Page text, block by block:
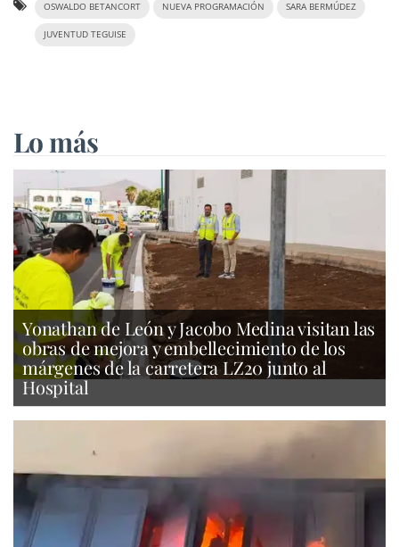
OSWALDO BETANCORT NUEVA PROGRAMACIÓN SARA BERMÚDEZ
JUVENTUD TEGUISE
Lo más
Yonathan de León y Jacobo Medina visitan las
obras de mejora y embellecimiento de los
márgenes de la carretera LZ20 junto al
Hospital